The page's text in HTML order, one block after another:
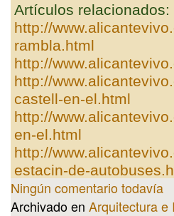
Artículos relacionados:
http://
rambla.html
http://
http://
castell-en-el.html
http://
en-el.html
http://
estacin-de-
Ningún comentario todavía
Archivado en Arquitectura e